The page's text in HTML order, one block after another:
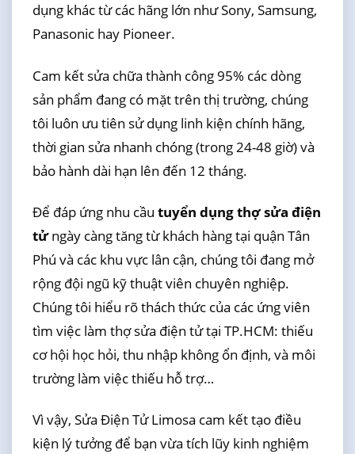
dụng khác từ các hãng lớn như Sony, Samsung,
Panasonic hay Pioneer.
Cam kết sửa chữa thành công 95% các dòng
sản phẩm đang có mặt trên thị trường, chúng
tôi luôn ưu tiên sử dụng linh kiện chính hãng,
thời gian sửa nhanh chóng (trong 24-48 giờ) và
bảo hành dài hạn lên đến 12 tháng.
Để đáp ứng nhu cầu tuyển dụng thợ sửa điện
tửngày càng tăng từ khách hàng tại quận Tân
Phú và các khu vực lân cận, chúng tôi đang mở
rộng đội ngũ kỹ thuật viên chuyên nghiệp.
Chúng tôi hiểu rõ thách thức của các ứng viên
tìm việc làm thợ sửa điện tử tại TP.HCM: thiếu
cơ hội học hỏi, thu nhập không ổn định, và môi
trường làm việc thiếu hỗ trợ…
Vì vậy, Sửa Điện Tử Limosa cam kết tạo điều
kiện lý tưởng để bạn vừa tích lũy kinh nghiệm